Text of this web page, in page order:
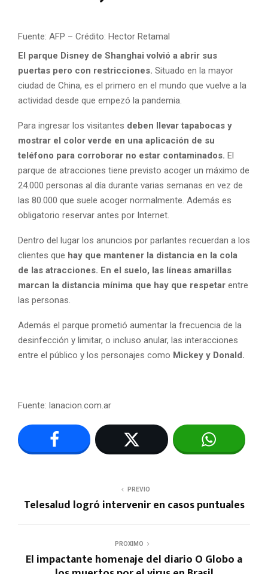
Fuente: AFP – Crédito: Hector Retamal
El parque Disney de Shanghai volvió a abrir sus
puertas pero con restricciones. Situado en la mayor
ciudad de China, es el primero en el mundo que vuelve a la
actividad desde que empezó la pandemia.
Para ingresar los visitantes deben llevar tapabocas y
mostrar el color verde en una aplicación de su
teléfono para corroborar no estar contaminados. El
parque de atracciones tiene previsto acoger un máximo de
24.000 personas al día durante varias semanas en vez de
las 80.000 que suele acoger normalmente. Además es
obligatorio reservar antes por Internet.
Dentro del lugar los anuncios por parlantes recuerdan a los
clientes que hay que mantener la distancia en la cola
de las atracciones. En el suelo, las líneas amarillas
marcan la distancia mínima que hay que respetar entre
las personas.
Además el parque prometió aumentar la frecuencia de la
desinfección y limitar, o incluso anular, las interacciones
entre el público y los personajes como Mickey y Donald.
Fuente: lanacion.com.ar
PREVIO
Telesalud logró intervenir en casos puntuales
PROXIMO
El impactante homenaje del diario O Globo a